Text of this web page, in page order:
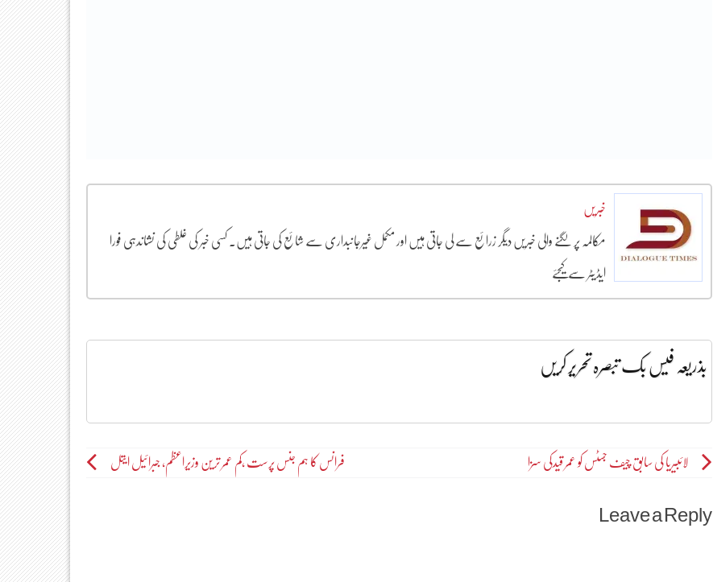
خبریں
مکالمہ پر لگنے والی خبریں دیگر زرائع سے لی جاتی ہیں اور مکمل غیرجانبداری سے شائع کی جاتی ہیں۔ کسی خبر کی غلطی کی نشاندہی فورا
ایڈیٹر سے کیجئے
بذریعہ فیس بک تبصرہ تحریر کریں
Postلائبیریا کی سابق چیف جسٹس کو عمر قیدکی سزا فرانس کا ہم جنس پرست ،کم عمر ترین وزیراعظم، جبرائیل ایتل
Leave a Reply